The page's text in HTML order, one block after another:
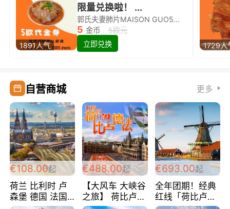
1891人气
限量兑换啦！ ...
郭氏夫妻肺片MAISON GUO5欧代金券限量兑换啦！
5 金币
5欧元
立即兑换
1729人
自营商城 更多
€108.00起
荷兰 比利时 卢
森堡 德国 法国
€488.00起
【大风车 大峡谷
之旅】 荷比卢德
€693.00起
全年团期！经典
红线「荷比卢德